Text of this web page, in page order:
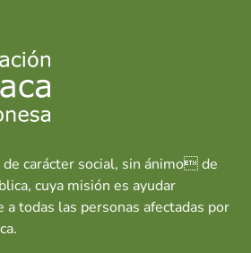
carácter social, sin ánimo de
cuya misión es ayudar
todas las personas afectadas por